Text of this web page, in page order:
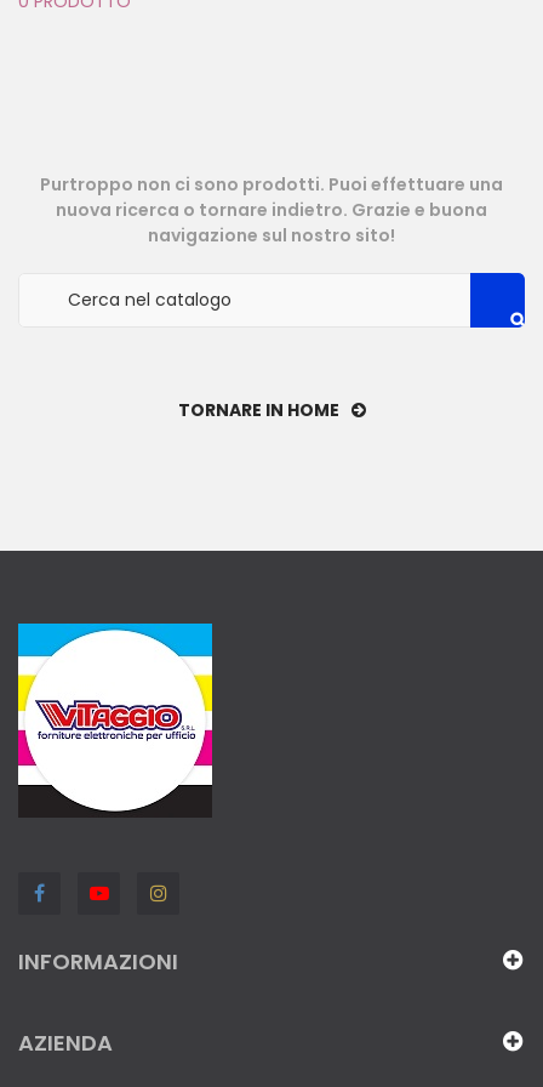
Purtroppo non ci sono prodotti. Puoi effettuare una
nuova ricerca o tornare indietro. Grazie e buona
navigazione sul nostro sito!
TORNARE IN HOME
INFORMAZIONI
AZIENDA